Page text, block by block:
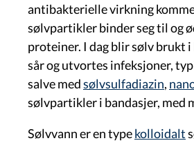
antibakterielle virkning
sølvpartikler binder seg til og
proteiner. I dag blir sølv brukt
sår og utvortes infeksjoner,
salve medsølvsulfadiazin,
sølvpartikler i bandasjer, med
Sølvvann er en typekolloidalt